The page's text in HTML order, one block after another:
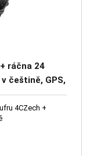
ráčna 24
češtině, GPS,
4CZech +